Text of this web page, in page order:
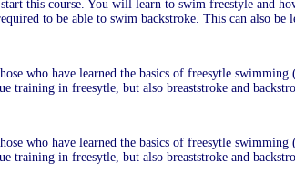
this course. You will learn to swim freestyle and
to be able to swim backstroke. This can also be
who have learned the basics of freesytle
training in freesytle, but also breaststroke and
who have learned the basics of freesytle
training in freesytle, but also breaststroke and